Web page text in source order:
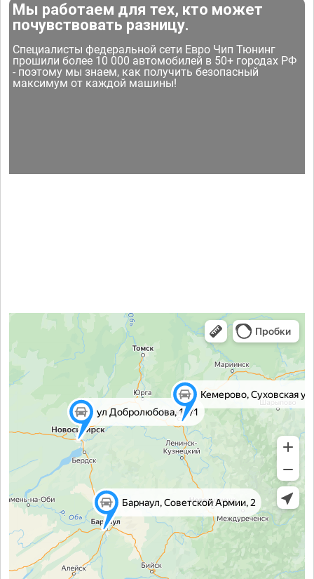
Мы работаем для тех, кто может
почувствовать разницу.
Специалисты федеральной сети Евро Чип Тюнинг
прошили более 10 000 автомобилей в 50+ городах РФ
- поэтому мы знаем, как получить безопасный
максимум от каждой машины!